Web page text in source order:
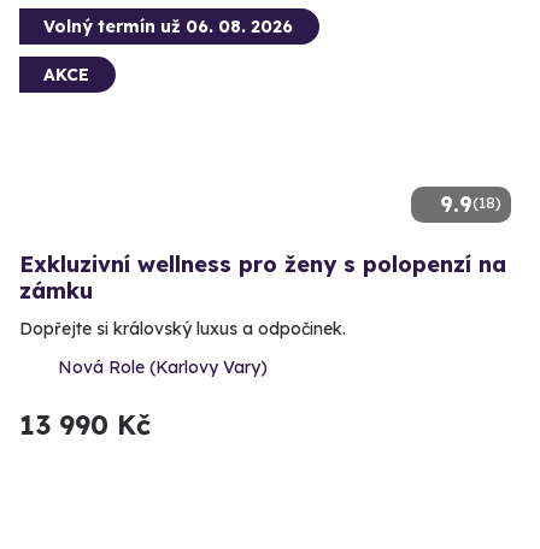
9.9(18)
Volný termín už 06. 08. 2026
AKCE
Exkluzivní wellness pro ženy s polopenzí na
zámku
Dopřejte si královský luxus a odpočinek.
Nová Role (Karlovy Vary)
13 990 Kč